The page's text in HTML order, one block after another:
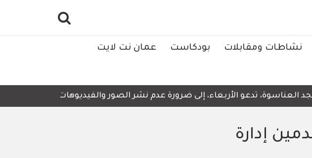
نشاطات ومقابلات بودكاست عمان نت لايت
تدعو الأربعاء، إلى ضرورة عدم نشر الصور والفيديوهات التي لا تحتوي
إدارة